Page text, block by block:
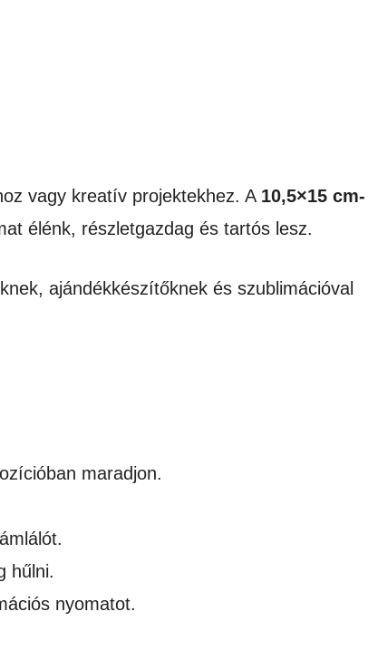
vagy kreatív projektekhez. A 10,5×15 cm-
élénk, részletgazdag és tartós lesz.
ajándékkészítőknek és szublimációval
maradjon.
hűlni.
nyomatot.